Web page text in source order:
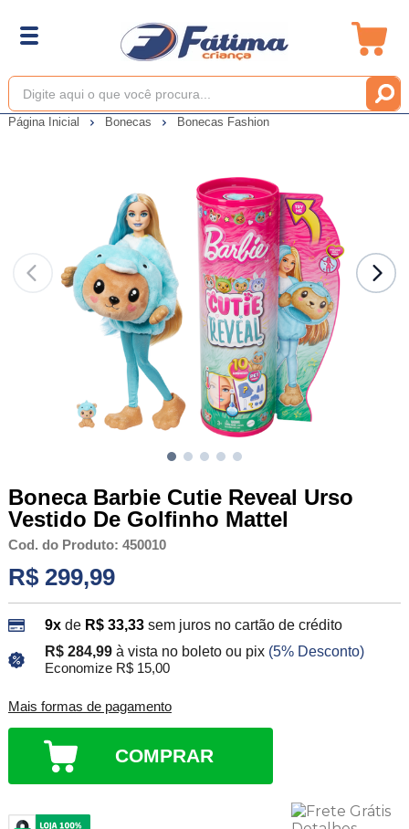
Página Inicial Bonecas Bonecas Fashion
Boneca Barbie Cutie Reveal Urso
Vestido De Golfinho Mattel
Cod. do Produto: 450010
R$ 299,99
9xde R$ 33,33 sem juros no cartão de crédito
R$ 284,99 à vista no boleto ou pix (5% Desconto)
Economize R$ 15,00
Mais formas de pagamento
COMPRAR